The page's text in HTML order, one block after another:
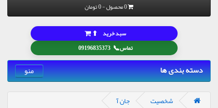
0 محصول - 0 تومان
تماس📞
09196835373
سبد خرید ⬆
دسته بندی ها منو
شخصیت جان آ